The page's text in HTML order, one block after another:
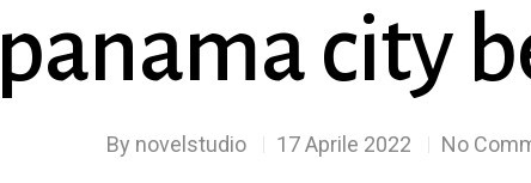
panama city
By novelstudio 17 Aprile 2022 No